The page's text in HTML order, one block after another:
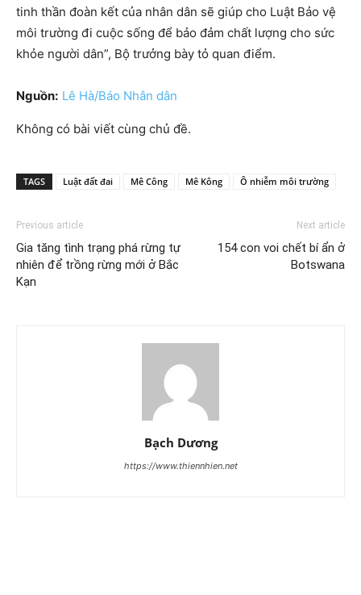
tinh thần đoàn kết của nhân dân sẽ giúp cho Luật Bảo vệ
môi trường đi cuộc sống để bảo đảm chất lượng cho sức
khỏe người dân”, Bộ trưởng bày tỏ quan điểm.
Nguồn: Lê Hà/Báo Nhân dân
Không có bài viết cùng chủ đề.
TAGS Luật đất đai Mê Công Mê Kông Ô nhiễm môi trường
Previous article
Gia tăng tình trạng phá rừng tự
nhiên để trồng rừng mới ở Bắc
Kạn
Next article
154 con voi chết bí ẩn ở
Botswana
Bạch Dương
https://www.thiennhien.net